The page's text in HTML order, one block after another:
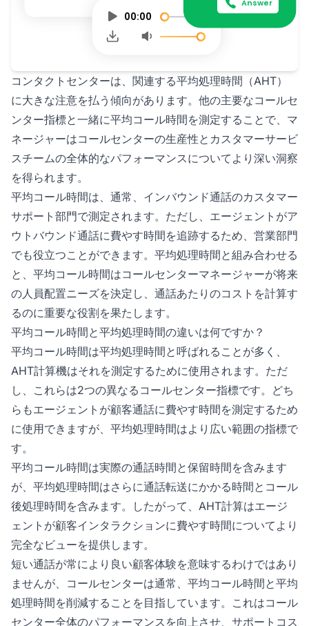
コンタクトセンターは、関連する平均処理時間（AHT）
に大きな注意を払う傾向があります。他の主要なコールセ
ンター指標と一緒に平均コール時間を測定することで、マ
ネージャーはコールセンターの生産性とカスタマーサービ
スチームの全体的なパフォーマンスについてより深い洞察
を得られます。
平均コール時間は、通常、インバウンド通話のカスタマー
サポート部門で測定されます。ただし、エージェントがア
ウトバウンド通話に費やす時間を追跡するため、営業部門
でも役立つことができます。平均処理時間と組み合わせる
と、平均コール時間はコールセンターマネージャーが将来
の人員配置ニーズを決定し、通話あたりのコストを計算す
るのに重要な役割を果たします。
平均コール時間と平均処理時間の違いは何ですか？
平均コール時間は平均処理時間と呼ばれることが多く、
AHT計算機はそれを測定するために使用されます。ただ
し、これらは2つの異なるコールセンター指標です。どち
らもエージェントが顧客通話に費やす時間を測定するため
に使用できますが、平均処理時間はより広い範囲の指標で
す。
平均コール時間は実際の通話時間と保留時間を含みます
が、平均処理時間はさらに通話転送にかかる時間とコール
後処理時間を含みます。したがって、AHT計算はエージ
ェントが顧客インタラクションに費やす時間についてより
完全なビューを提供します。
短い通話が常により良い顧客体験を意味するわけではあり
ませんが、コールセンターは通常、平均コール時間と平均
処理時間を削減することを目指しています。これはコール
センター全体のパフォーマンスを向上させ、サポートコス